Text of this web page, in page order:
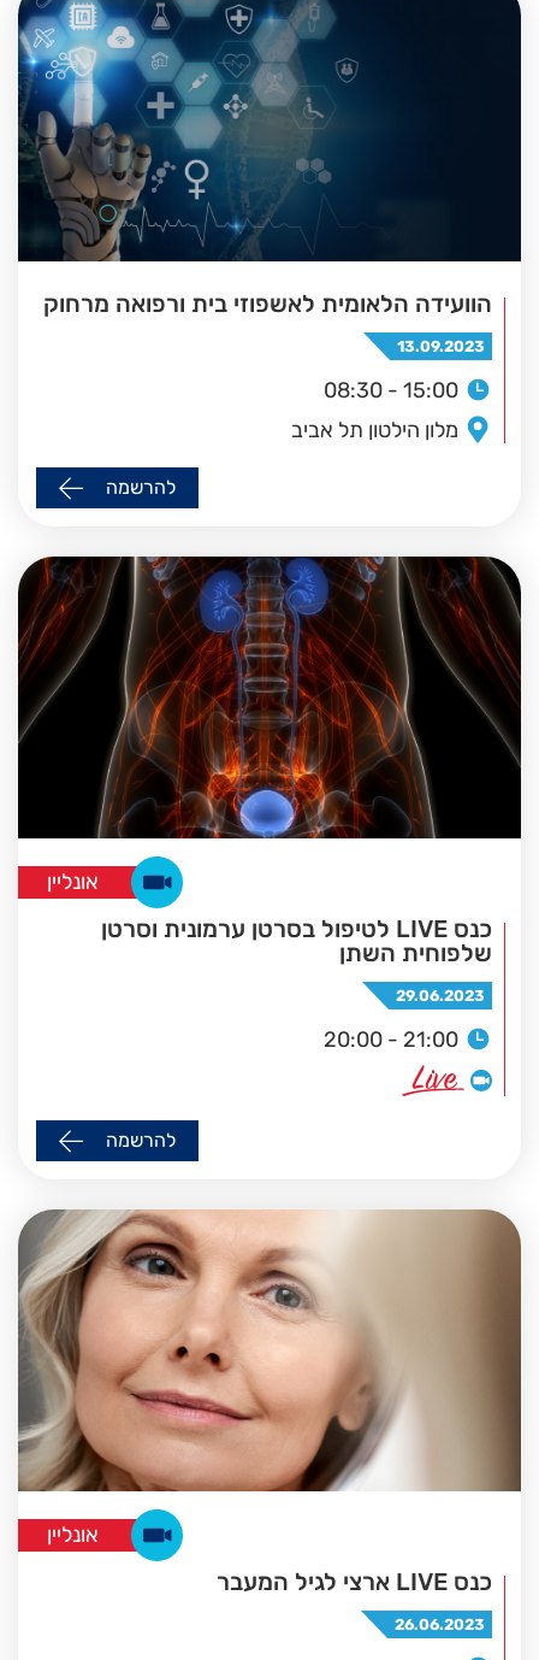
הוועידה הלאומית לאשפוזי בית ורפואה מרחוק
13.09.2023
08:30 - 15:00
מלון הילטון תל אביב
להרשמה
אונליין
כנס LIVE לטיפול בסרטן ערמונית וסרטן
שלפוחית השתן
29.06.2023
20:00 - 21:00
להרשמה
אונליין
כנס LIVE ארצי לגיל המעבר
26.06.2023